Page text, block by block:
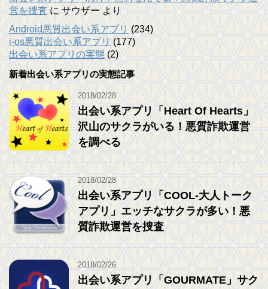
営を捜査 に サウザー より
Android悪質出会い系アプリ (234)
i-os悪質出会い系アプリ (177)
出会い系アプリの実態 (2)
新着出会い系アプリの実態記事
2018/02/28
出会い系アプリ「Heart Of Hearts」
沢山のサクラがいる！悪質詐欺運営
を調べる
2018/02/28
出会い系アプリ「COOL-大人トーク
アプリ」エッチなサクラが多い！悪
質詐欺運営を捜査
2018/02/26
出会い系アプリ「GOURMATE」サク